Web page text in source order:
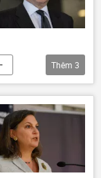
Thêm 3